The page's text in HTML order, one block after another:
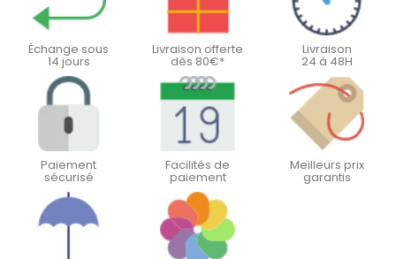
Échange sous
14 jours
Livraison offerte
dès 80€*
Livraison
24 à 48H
Paiement
sécurisé
Facilités de
paiement
Meilleurs prix
garantis